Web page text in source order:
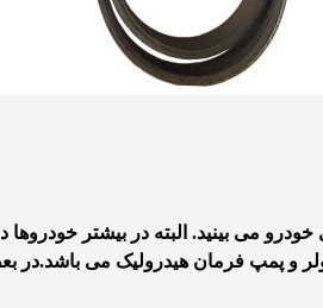
می بینید. البته در بیشتر
و پمپ فرمان هیدرولیک می باشد.در